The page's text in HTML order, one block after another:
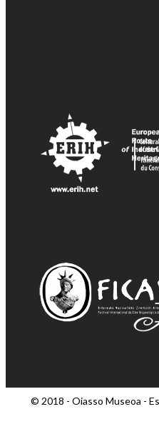
© 2018 - Oiasso Museoa -